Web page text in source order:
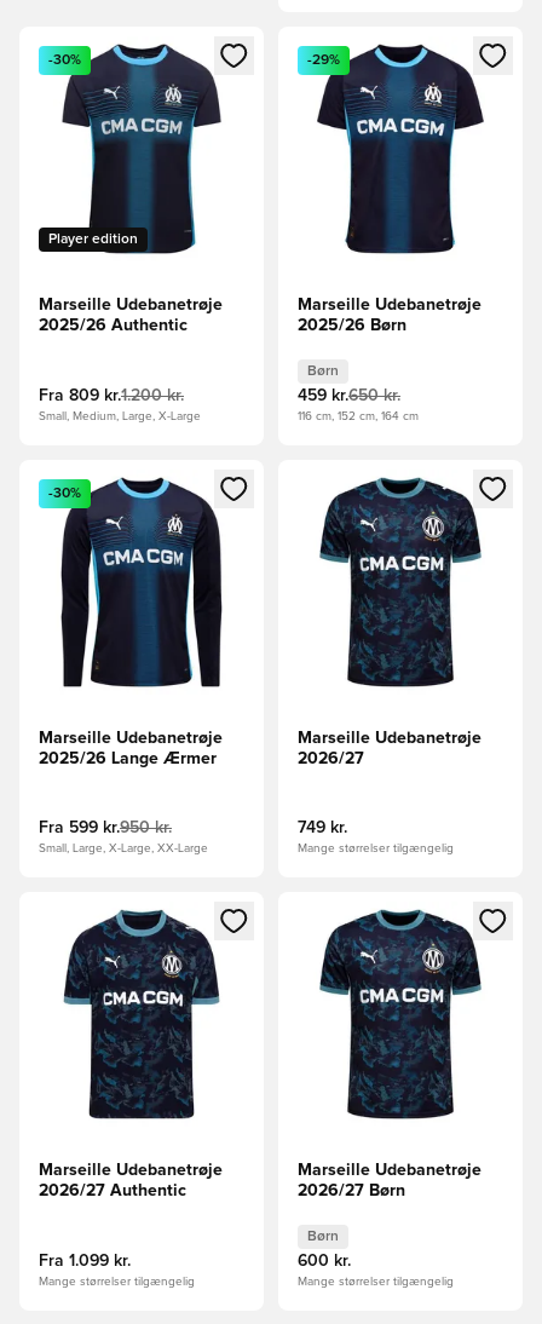
Åbner en Modal til at logge ind eller tilmelde dig som
Player edition
-30%
Marseille Udebanetrøje
2025/26 Authentic
Fra 809 kr.1.200 kr.
Small, Medium, Large, X-Large
Åbner en Modal til at logge
-29%
Marseille Udebanetrøje
2025/26 Børn
Børn
459 kr.650 kr.
116 cm, 152 cm, 164 cm
Åbner en Modal til at logge ind eller tilmelde dig som
-30%
Marseille Udebanetrøje
2025/26 Lange Ærmer
Fra 599 kr.950 kr.
Small, Large, X-Large, XX-Large
Åbner en Modal til at logge
Marseille Udebanetrøje
2026/27
749 kr.
Mange størrelser tilgængelig
Åbner en Modal til at logge ind eller tilmelde dig som
Marseille Udebanetrøje
2026/27 Authentic
Fra 1.099 kr.
Mange størrelser tilgængelig
Åbner en Modal til at logge
Marseille Udebanetrøje
2026/27 Børn
Børn
600 kr.
Mange størrelser tilgængelig